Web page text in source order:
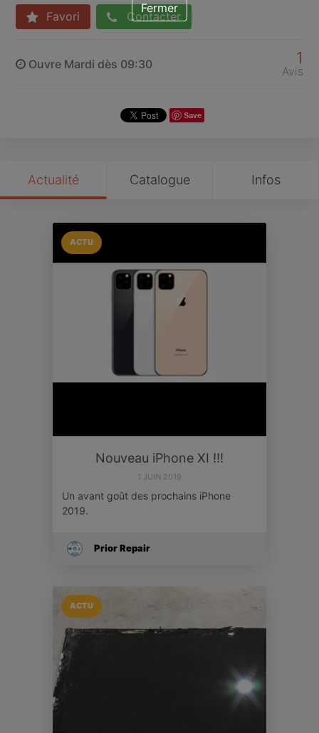
Favori Contacter
Ouvre Mardi dès 09:30 1
Avis
Save
Actualité Catalogue Infos
ACTU
Nouveau iPhone XI !!!
1 JUIN 2019
Un avant goût des prochains iPhone
2019.
Prior Repair
ACTU
Fermer